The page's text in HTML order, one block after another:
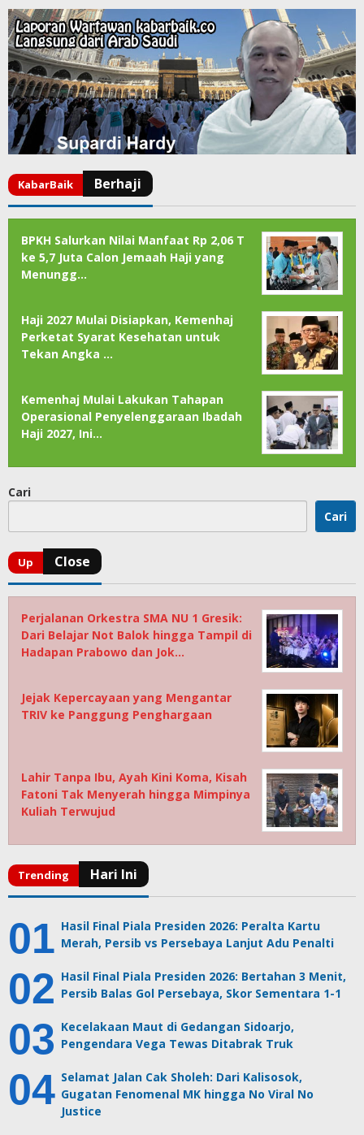
BPKH Salurkan Nilai Manfaat Rp 2,06 T
ke 5,7 Juta Calon Jemaah Haji yang
Menungg…
Haji 2027 Mulai Disiapkan, Kemenhaj
Perketat Syarat Kesehatan untuk
Tekan Angka …
Kemenhaj Mulai Lakukan Tahapan
Operasional Penyelenggaraan Ibadah
Haji 2027, Ini…
Cari
Cari
Perjalanan Orkestra SMA NU 1 Gresik:
Dari Belajar Not Balok hingga Tampil di
Hadapan Prabowo dan Jok…
Jejak Kepercayaan yang Mengantar
TRIV ke Panggung Penghargaan
Lahir Tanpa Ibu, Ayah Kini Koma, Kisah
Fatoni Tak Menyerah hingga Mimpinya
Kuliah Terwujud
Hasil Final Piala Presiden 2026: Peralta Kartu
Merah, Persib vs Persebaya Lanjut Adu Penalti
Hasil Final Piala Presiden 2026: Bertahan 3 Menit,
Persib Balas Gol Persebaya, Skor Sementara 1-1
Kecelakaan Maut di Gedangan Sidoarjo,
Pengendara Vega Tewas Ditabrak Truk
Selamat Jalan Cak Sholeh: Dari Kalisosok,
Gugatan Fenomenal MK hingga No Viral No
Justice